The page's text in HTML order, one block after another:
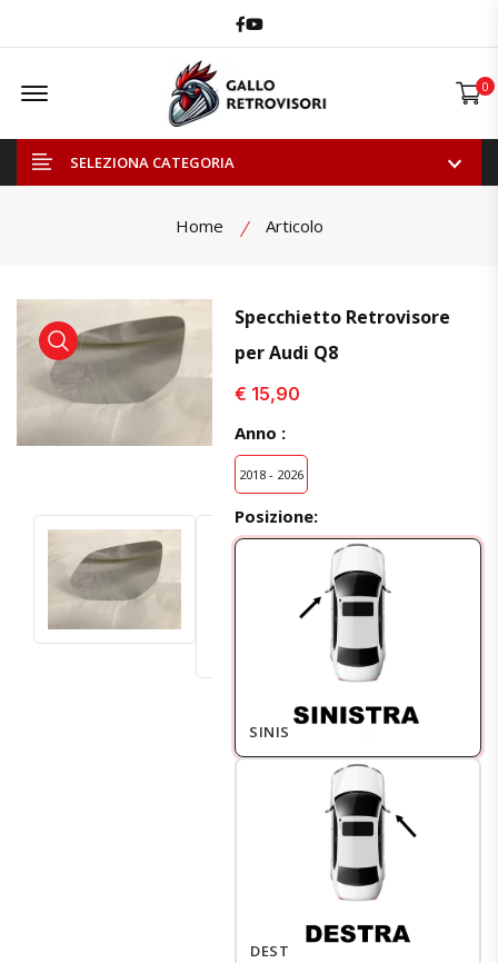
Facebook
Youtube
Offcanvas Menu Open 0
SELEZIONA CATEGORIA
Home Articolo
visualizza prodotto visualizza prodotto
Specchietto Retrovisore
per Audi Q8
€ 15,90
Anno :
2018 - 2026
Posizione:
SINISTRO
DESTRO